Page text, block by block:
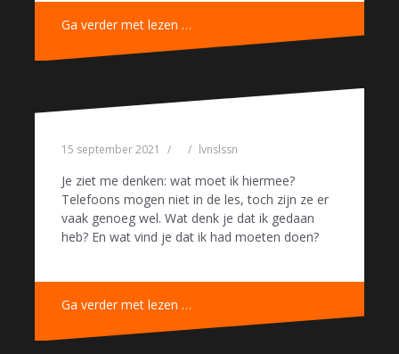
Ga verder met lezen …
15 september 2021 lvnslssn
Je ziet me denken: wat moet ik hiermee?
Telefoons mogen niet in de les, toch zijn ze er
vaak genoeg wel. Wat denk je dat ik gedaan
heb? En wat vind je dat ik had moeten doen?
Ga verder met lezen …